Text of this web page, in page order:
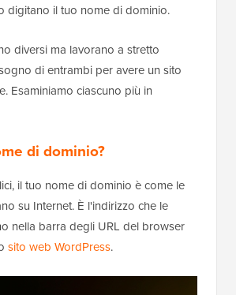
digitano il tuo nome di dominio.
diversi ma lavorano a stretto
di entrambi per avere un sito
Esaminiamo ciascuno più in
di dominio?
il tuo nome di dominio è come le
su Internet. È l'indirizzo che le
nella barra degli URL del browser
sito web WordPress.